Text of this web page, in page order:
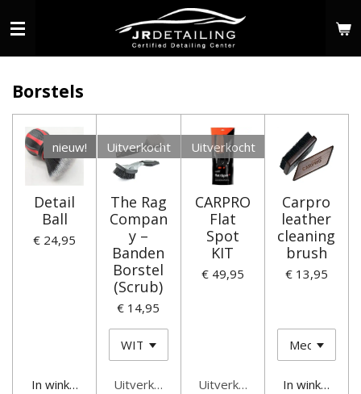
direct
hoofdinhoud
Borstels
nieuw!
Detail
Ball
€ 24,95
In winkelwagen
Uitverkocht
The Rag
Compan
y –
Banden
Borstel
(Scrub)
€ 14,95
Uitverkocht
Uitverkocht
CARPRO
Flat
Spot
KIT
€ 49,95
Uitverkocht
Carpro
leather
cleaning
brush
€ 13,95
In